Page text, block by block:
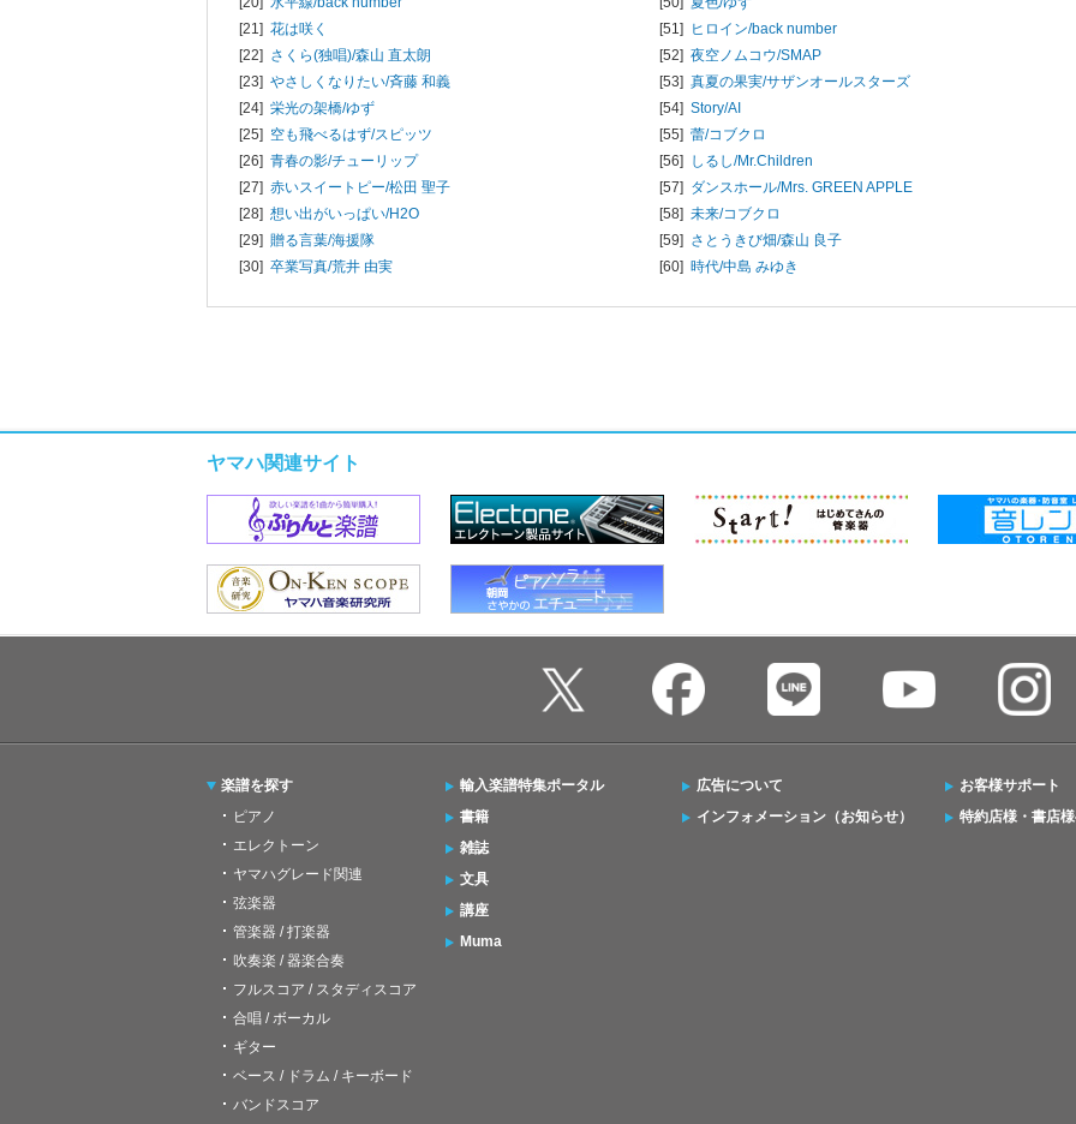
[21] 花は咲く
[22] さくら(独唱)/森山 直太朗
[23] やさしくなりたい/斉藤 和義
[24] 栄光の架橋/ゆず
[25] 空も飛べるはず/スピッツ
[26] 青春の影/チューリップ
[27] 赤いスイートピー/松田 聖子
[28] 想い出がいっぱい/H2O
[29] 贈る言葉/海援隊
[30] 卒業写真/荒井 由実
[51] ヒロイン/back number
[52] 夜空ノムコウ/SMAP
[53] 真夏の果実/サザンオールスターズ
[54] Story/AI
[55] 蕾/コブクロ
[56] しるし/Mr.Children
[57] ダンスホール/Mrs. GREEN APPLE
[58] 未来/コブクロ
[59] さとうきび畑/森山 良子
[60] 時代/中島 みゆき
ヤマハ関連サイト
楽譜を探す
ピアノ
エレクトーン
ヤマハグレード関連
弦楽器
管楽器 / 打楽器
吹奏楽 / 器楽合奏
フルスコア / スタディスコア
合唱 / ボーカル
ギター
ベース / ドラム / キーボード
バンドスコア
輸入楽譜特集ポータル
書籍
雑誌
文具
講座
Muma
広告について
インフォメーション（お知らせ）
お客様サポート
特約店様・書店